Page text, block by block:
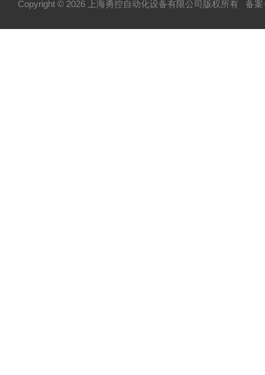
Copyright © 2026 上海勇控自动化设备有限公司版权所有 备案